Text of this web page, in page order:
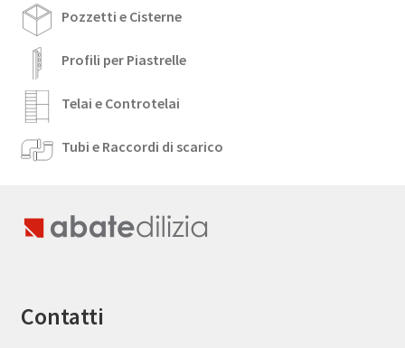
Pozzetti e Cisterne
Profili per Piastrelle
Telai e Controtelai
Tubi e Raccordi di scarico
Contatti